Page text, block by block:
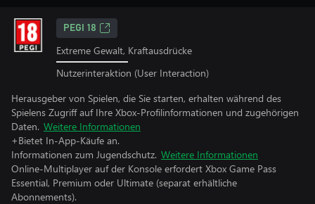
PEGI 18
Extreme Gewalt, Kraftausdrücke
Nutzerinteraktion (User Interaction)
Herausgeber von Spielen, die Sie starten, erhalten während des
Spielens Zugriff auf Ihre Xbox-Profilinformationen und zugehörigen
Daten. Weitere Informationen
+Bietet In-App-Käufe an.
Informationen zum Jugendschutz. Weitere Informationen
Online-Multiplayer auf der Konsole erfordert Xbox Game Pass
Essential, Premium oder Ultimate (separat erhältliche
Abonnements).